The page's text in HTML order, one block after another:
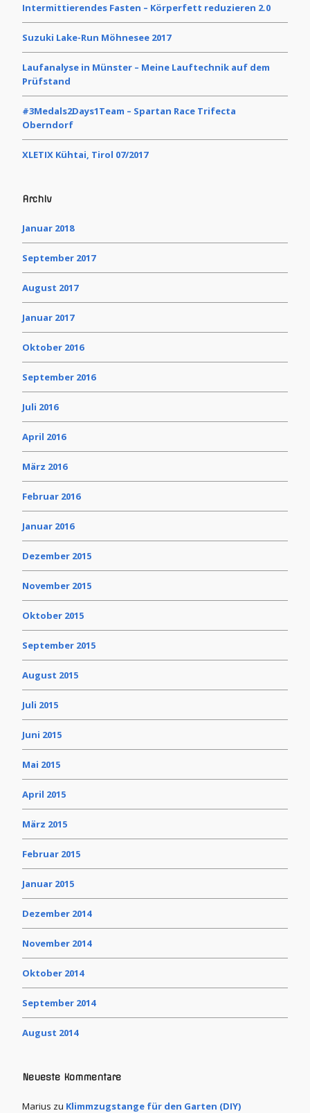
Intermittierendes Fasten – Körperfett reduzieren 2.0
Suzuki Lake-Run Möhnesee 2017
Laufanalyse in Münster – Meine Lauftechnik auf dem
Prüfstand
#3Medals2Days1Team – Spartan Race Trifecta
Oberndorf
XLETIX Kühtai, Tirol 07/2017
Archiv
Januar 2018
September 2017
August 2017
Januar 2017
Oktober 2016
September 2016
Juli 2016
April 2016
März 2016
Februar 2016
Januar 2016
Dezember 2015
November 2015
Oktober 2015
September 2015
August 2015
Juli 2015
Juni 2015
Mai 2015
April 2015
März 2015
Februar 2015
Januar 2015
Dezember 2014
November 2014
Oktober 2014
September 2014
August 2014
Neueste Kommentare
Marius zu Klimmzugstange für den Garten (DIY)